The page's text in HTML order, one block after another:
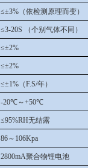
≤±3%（依检测原理而变）
≤3-20S （个别气体不同）
≤±2%
≤±2%
≤±1%（F.S/年）
-20℃～+50℃
≤95%RH无结露
86～106Kpa
2800mA聚合物锂电池